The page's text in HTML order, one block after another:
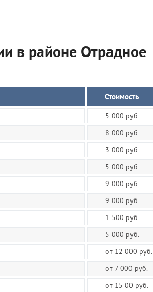
в районе Отрадное
Стоимость
5 000 руб.
8 000 руб.
3 000 руб.
5 000 руб.
9 000 руб.
9 000 руб.
1 500 руб.
5 000 руб.
от 12 000 руб.
от 7 000 руб.
от 15 00 руб.